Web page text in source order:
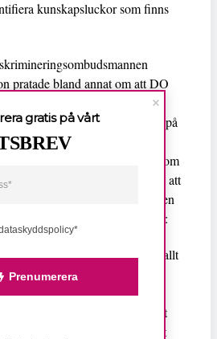
kunskapsluckor som finns
pratade bland annat om att DO
upp alla de olika
i sitt arbete och därför sitter på
på det intersektionella
för alla myndigheter som
ärenden. Hon nämnde också att
anmälningar med tanke på den
som finns bland hbtq-personer:
skäl men var visat sig framförallt
är att den som blir
sitt namn, de kanske
situation där de upplever att
de anmäler det. Det andra är att
Prenumerera
gratis på vårt